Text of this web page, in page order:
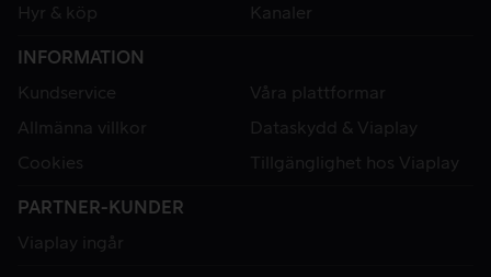
Hyr & köp
Kanaler
INFORMATION
Kundservice
Våra plattformar
Allmänna villkor
Dataskydd & Viaplay
Cookies
Tillgänglighet hos Viaplay
PARTNER-KUNDER
Viaplay ingår